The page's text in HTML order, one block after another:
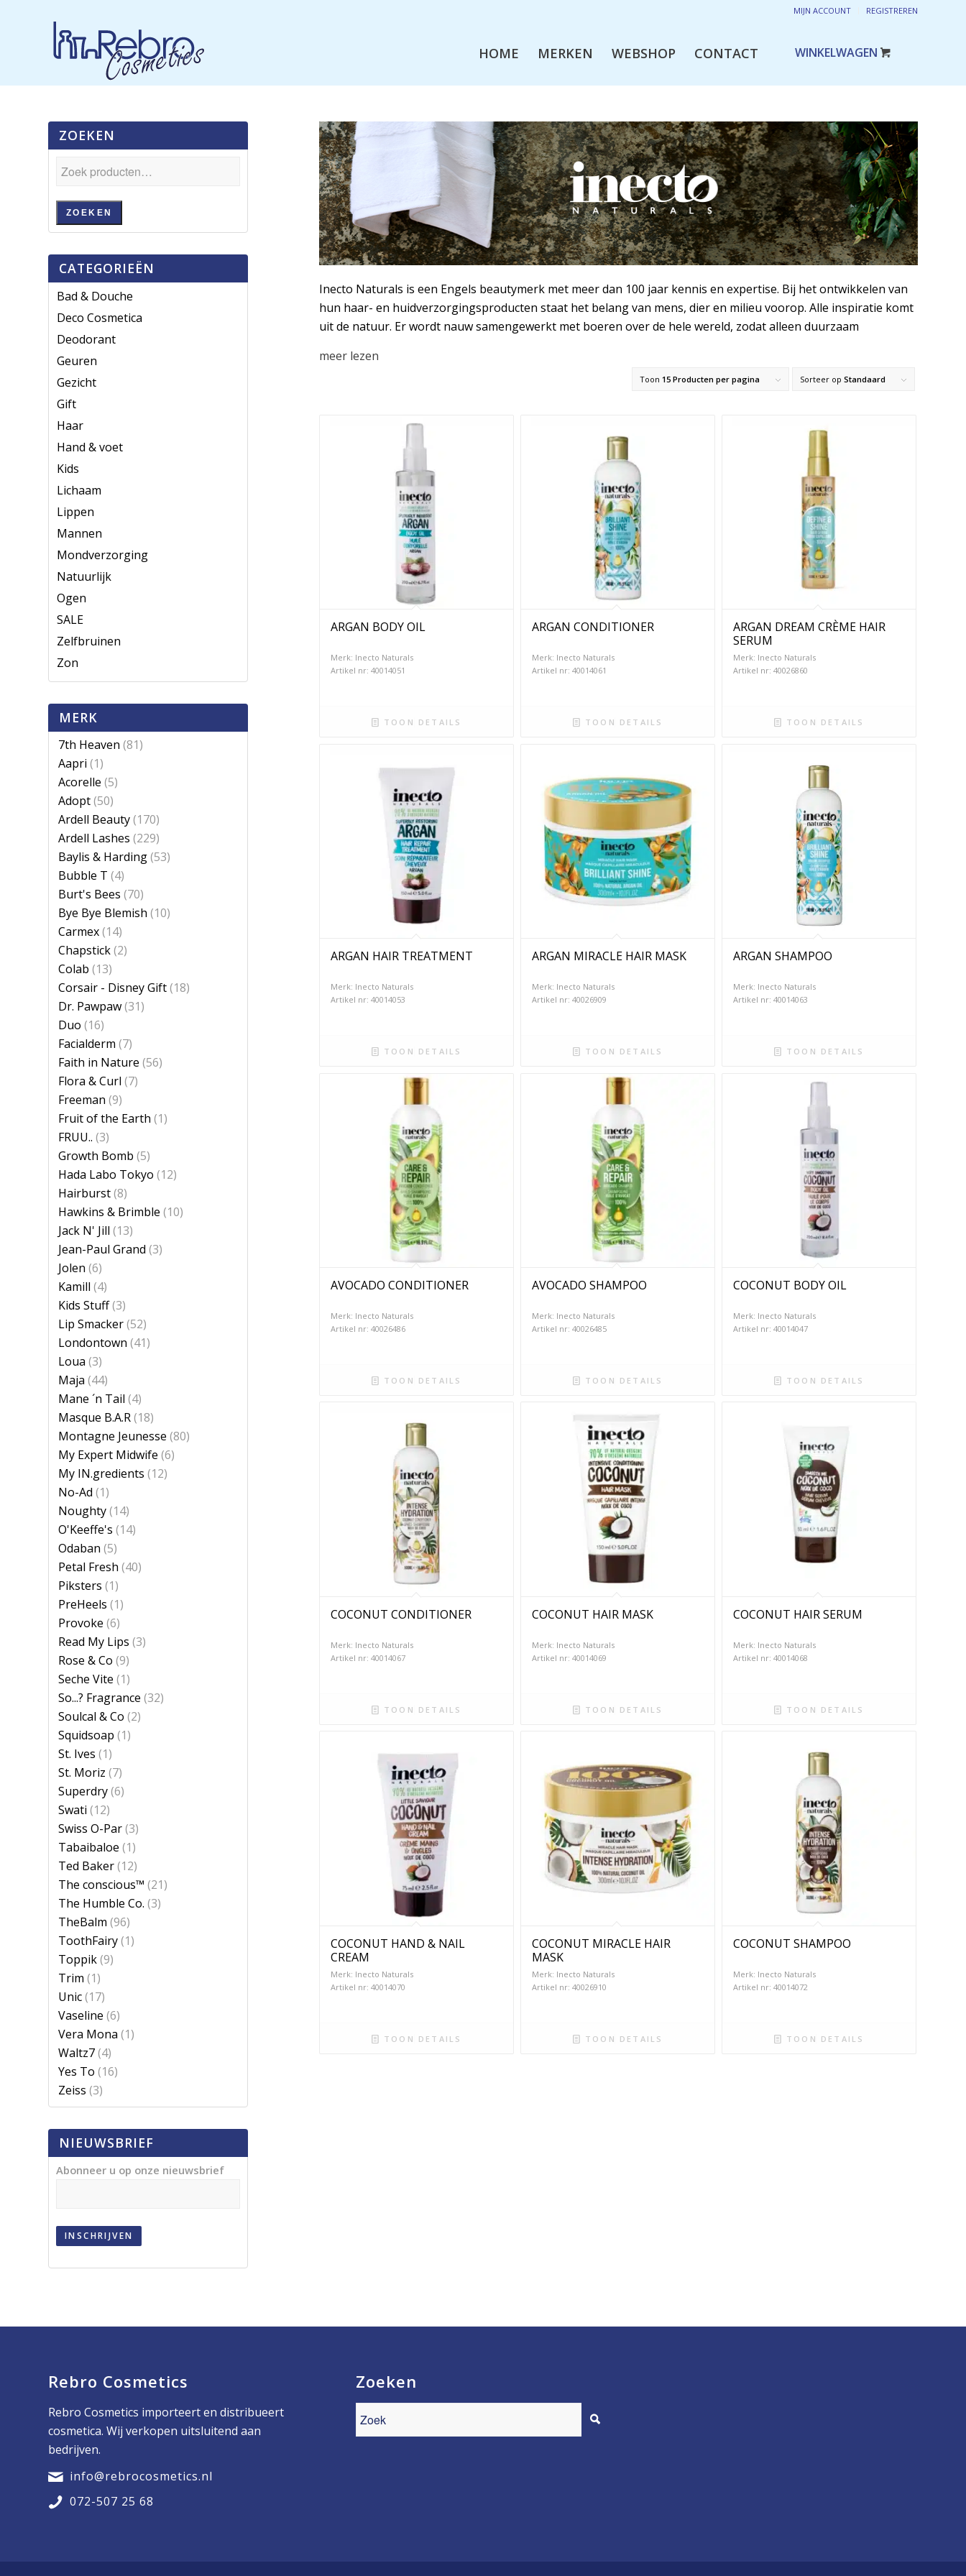
MIJN ACCOUNT REGISTREREN
HOME MERKEN WEBSHOP CONTACT
Inecto Naturals is een Engels beautymerk met meer dan 100 jaar kennis en expertise. Bij het ontwikkelen van
hun haar- en huidverzorgingsproducten staat het belang van mens, dier en milieu voorop. Alle inspiratie komt
uit de natuur. Er wordt nauw samengewerkt met boeren over de hele wereld, zodat alleen duurzaam
de unieke geheimen van de natuur, te weten notenolie.
natuurlijke wijze te voeden en te verzorgen, ruiken waanzinnig lekker en geven een geweldig gevoel.
Inecto Naturals gelooft in natuurlijk, maakt gebruik van biologische of duurzame ingrediënten, is 100%
vegetarisch en vegan-vriendelijk.
Bovendien zijn verzorgingsproducten voor de huid dermatologisch getest.
Naar de website van Inecto
meer lezen
Sorteer op Standaard
Toon 15 Producten per pagina
ARGAN BODY OIL
Merk: Inecto Naturals
Artikel nr: 40014051
TOON DETAILS
ARGAN CONDITIONER
Merk: Inecto Naturals
Artikel nr: 40014061
TOON DETAILS
ARGAN DREAM CRÈME HAIR
SERUM
Merk: Inecto Naturals
Artikel nr: 40026860
TOON DETAILS
ARGAN HAIR TREATMENT
Merk: Inecto Naturals
Artikel nr: 40014053
TOON DETAILS
ARGAN MIRACLE HAIR MASK
Merk: Inecto Naturals
Artikel nr: 40026909
TOON DETAILS
ARGAN SHAMPOO
Merk: Inecto Naturals
Artikel nr: 40014063
TOON DETAILS
AVOCADO CONDITIONER
Merk: Inecto Naturals
Artikel nr: 40026486
TOON DETAILS
AVOCADO SHAMPOO
Merk: Inecto Naturals
Artikel nr: 40026485
TOON DETAILS
COCONUT BODY OIL
Merk: Inecto Naturals
Artikel nr: 40014047
TOON DETAILS
COCONUT CONDITIONER
Merk: Inecto Naturals
Artikel nr: 40014067
TOON DETAILS
COCONUT HAIR MASK
Merk: Inecto Naturals
Artikel nr: 40014069
TOON DETAILS
COCONUT HAIR SERUM
Merk: Inecto Naturals
Artikel nr: 40014068
TOON DETAILS
COCONUT HAND & NAIL
CREAM
Merk: Inecto Naturals
Artikel nr: 40014070
TOON DETAILS
COCONUT MIRACLE HAIR
MASK
Merk: Inecto Naturals
Artikel nr: 40026910
TOON DETAILS
COCONUT SHAMPOO
Merk: Inecto Naturals
Artikel nr: 40014072
TOON DETAILS
ZOEKEN
ZOEKEN
CATEGORIEËN
Bad & Douche
Deco Cosmetica
Deodorant
Geuren
Gezicht
Gift
Haar
Hand & voet
Kids
Lichaam
Lippen
Mannen
Mondverzorging
Natuurlijk
Ogen
SALE
Zelfbruinen
Zon
MERK
7th Heaven (81)
Aapri (1)
Acorelle (5)
Adopt(50)
Ardell Beauty(170)
Ardell Lashes (229)
Baylis & Harding(53)
Bubble T (4)
Burt's Bees (70)
Bye Bye Blemish (10)
Carmex(14)
Chapstick(2)
Colab (13)
Corsair - Disney Gift(18)
Dr. Pawpaw(31)
Duo (16)
Facialderm (7)
Faith in Nature (56)
Flora & Curl (7)
Freeman (9)
Fruit of the Earth (1)
FRUU.. (3)
Growth Bomb (5)
Hada Labo Tokyo (12)
Hairburst(8)
Hawkins & Brimble (10)
Jack N' Jill (13)
Jean-Paul Grand (3)
Jolen (6)
Kamill (4)
Kids Stuff(3)
Lip Smacker(52)
Londontown (41)
Loua (3)
Maja (44)
Mane ´n Tail (4)
Masque B.A.R(18)
Montagne Jeunesse (80)
My Expert Midwife (6)
My IN.gredients (12)
No-Ad (1)
Noughty(14)
O'Keeffe's (14)
Odaban (5)
Petal Fresh (40)
Piksters (1)
PreHeels (1)
Provoke (6)
Read My Lips (3)
Rose & Co (9)
Seche Vite (1)
So...? Fragrance (32)
Soulcal & Co (2)
Squidsoap (1)
St. Ives (1)
St. Moriz (7)
Superdry(6)
Swati (12)
Swiss O-Par(3)
Tabaibaloe (1)
Ted Baker(12)
The conscious™ (21)
The Humble Co. (3)
TheBalm (96)
ToothFairy(1)
Toppik(9)
Trim (1)
Unic(17)
Vaseline (6)
Vera Mona (1)
Waltz7(4)
Yes To (16)
Zeiss (3)
NIEUWSBRIEF
Abonneer u op onze nieuwsbrief
INSCHRIJVEN
Rebro Cosmetics
Rebro Cosmetics importeert en distribueert
cosmetica. Wij verkopen uitsluitend aan
bedrijven.
info@rebrocosmetics.nl
072-507 25 68
Zoeken